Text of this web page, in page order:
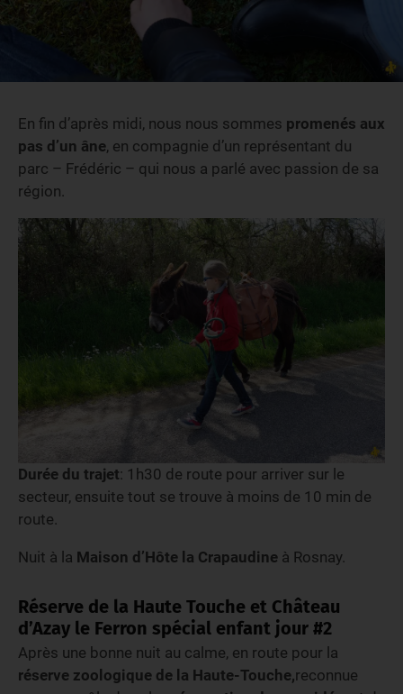
En fin d’après midi, nous nous sommes promenés aux
pas d’un âne, en compagnie d’un représentant du
parc – Frédéric – qui nous a parlé avec passion de sa
région.
Durée du trajet: 1h30 de route pour arriver sur le
secteur, ensuite tout se trouve à moins de 10 min de
route.
Nuit à la Maison d’Hôte la Crapaudine à Rosnay.
Réserve de la Haute Touche et Château
d’Azay le Ferron spécial enfant jour #2
Après une bonne nuit au calme, en route pour la
réserve zoologique de la Haute-Touche,reconnue